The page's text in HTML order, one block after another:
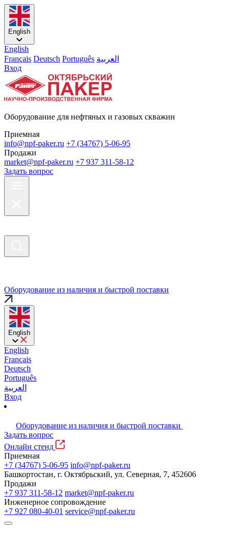
English
English
Français Deutsch Português العربية
Вход
Оборудование для нефтяных и газовых скважин
Приемная
info@npf-paker.ru +7 (34767) 5-06-95
Продажи
market@npf-paker.ru +7 937 311-58-12
Задать вопрос
Оборудование из наличия и быстрой поставки
English
English
Français
Deutsch
Português
العربية
Вход
Оборудование из наличия и быстрой поставки
Задать вопрос
Онлайн стенд
Приемная
+7 (34767) 5-06-95 info@npf-paker.ru
Башкортостан, г. Октябрьский, ул. Северная, 7, 452606
Продажи
+7 937 311-58-12 market@npf-paker.ru
Инженерное сопровождение
+7 927 080-40-01 service@npf-paker.ru